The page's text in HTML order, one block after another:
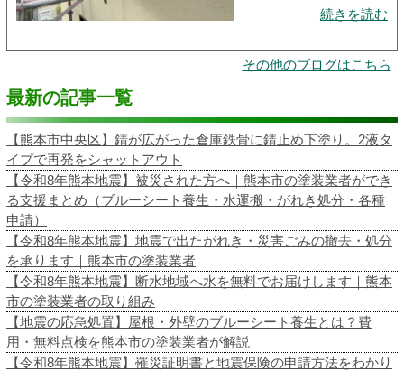
続きを読む
その他のブログはこちら
最新の記事一覧
【熊本市中央区】錆が広がった倉庫鉄骨に錆止め下塗り。2液タ
イプで再発をシャットアウト
【令和8年熊本地震】被災された方へ｜熊本市の塗装業者ができ
る支援まとめ（ブルーシート養生・水運搬・がれき処分・各種
申請）
【令和8年熊本地震】地震で出たがれき・災害ごみの撤去・処分
を承ります｜熊本市の塗装業者
【令和8年熊本地震】断水地域へ水を無料でお届けします｜熊本
市の塗装業者の取り組み
【地震の応急処置】屋根・外壁のブルーシート養生とは？費
用・無料点検を熊本市の塗装業者が解説
【令和8年熊本地震】罹災証明書と地震保険の申請方法をわかり